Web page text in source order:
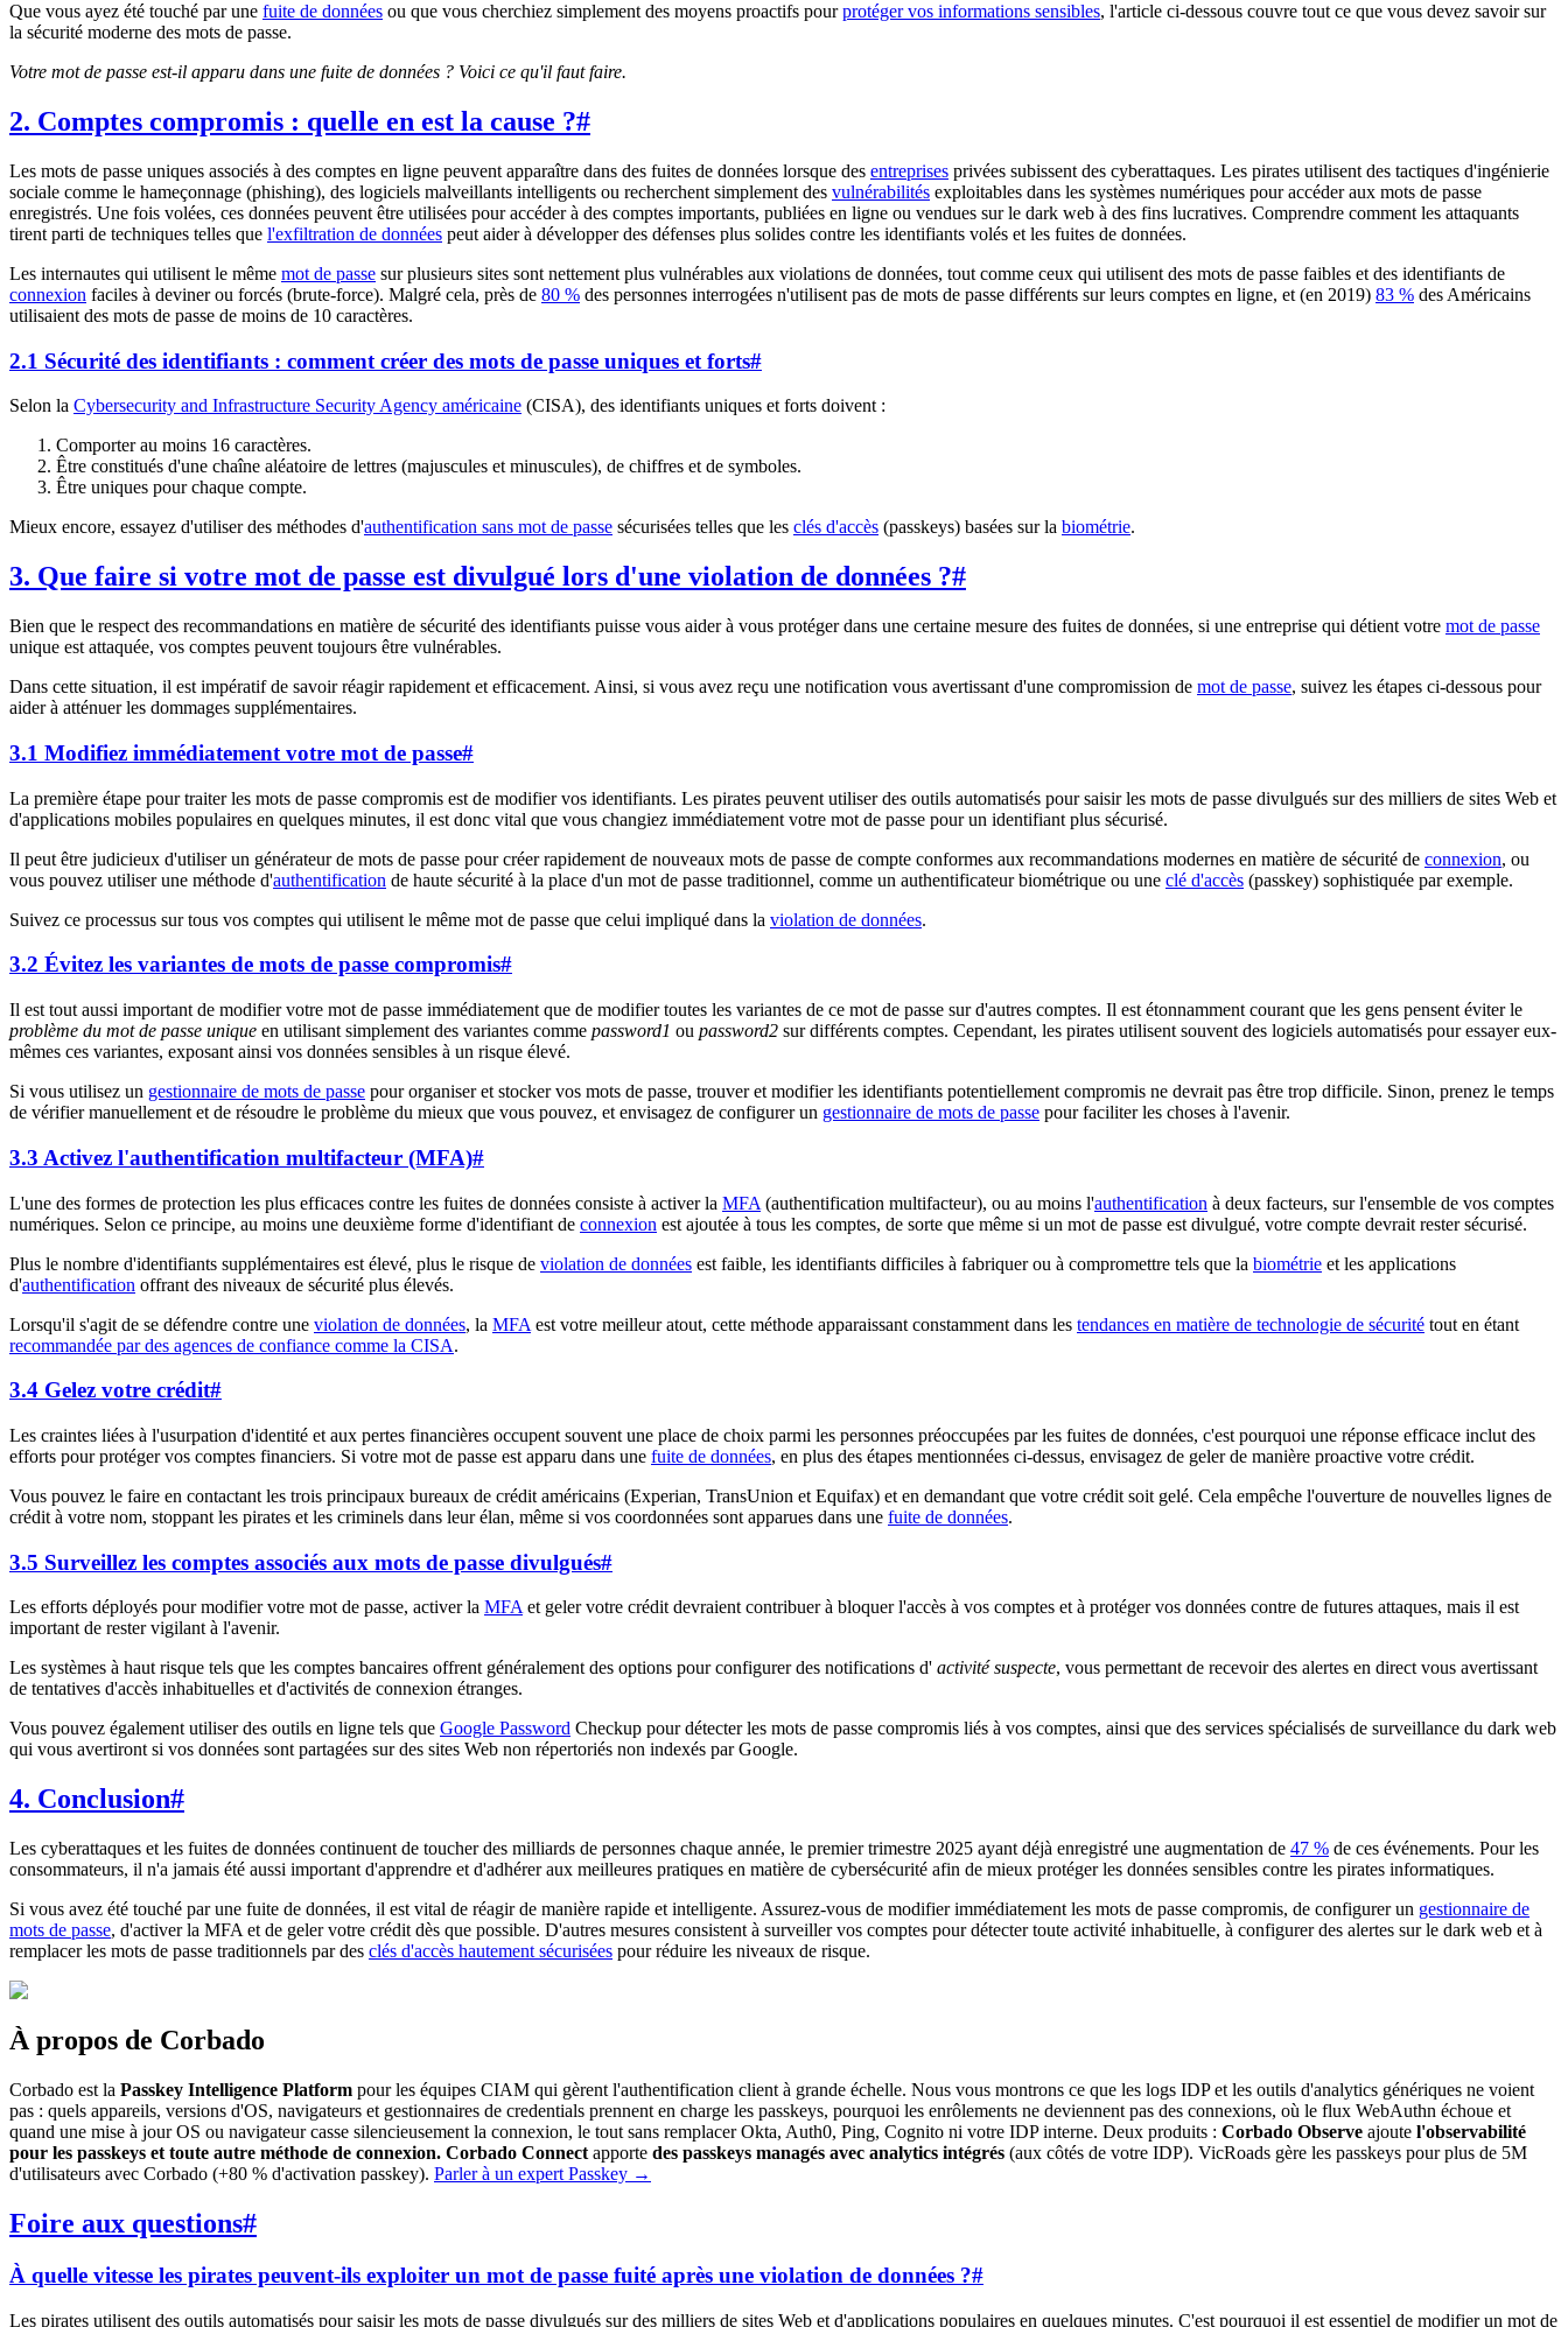
Que vous ayez été touché par une fuite de données ou que vous cherchiez simplement des moyens proactifs pourprotéger vos informations sensibles, l'article ci-dessous couvre tout ce que vous devez savoir sur
la sécurité moderne des mots de passe.
Votre mot de passe est-il apparu dans une fuite de données ? Voici ce qu'il faut faire.
2. Comptes compromis : quelle en est la cause ?#
Les mots de passe uniques associés à des comptes en ligne peuvent apparaître dans des fuites de données lorsque des entreprises privées subissent des cyberattaques. Les pirates utilisent des tactiques d'ingénierie
sociale comme le hameçonnage (phishing), des logiciels malveillants intelligents ou recherchent simplement des vulnérabilités exploitables dans les systèmes numériques pour accéder aux mots de passe
enregistrés. Une fois volées, ces données peuvent être utilisées pour accéder à des comptes importants, publiées en ligne ou vendues sur le dark web à des fins lucratives. Comprendre comment les attaquants
tirent parti de techniques telles que l'exfiltration de données peut aider à développer des défenses plus solides contre les identifiants volés et les fuites de données.
Les internautes qui utilisent le même mot de passe sur plusieurs sites sont nettement plus vulnérables aux violations de données, tout comme ceux qui utilisent des mots de passe faibles et des identifiants de
connexion faciles à deviner ou forcés (brute-force). Malgré cela, près de 80 % des personnes interrogées n'utilisent pas de mots de passe différents sur leurs comptes en ligne, et (en 2019) 83 % des Américains
utilisaient des mots de passe de moins de 10 caractères.
2.1 Sécurité des identifiants : comment créer des mots de passe uniques et forts#
Selon la Cybersecurity and Infrastructure Security Agency américaine (CISA), des identifiants uniques et forts doivent :
Comporter au moins 16 caractères.
Être constitués d'une chaîne aléatoire de lettres (majuscules et minuscules), de chiffres et de symboles.
Être uniques pour chaque compte.
Mieux encore, essayez d'utiliser des méthodes d'authentification sans mot de passe sécurisées telles que les clés d'accès (passkeys) basées sur la biométrie.
3. Que faire si votre mot de passe est divulgué lors d'une violation de données ?#
Bien que le respect des recommandations en matière de sécurité des identifiants puisse vous aider à vous protéger dans une certaine mesure des fuites de données, si une entreprise qui détient votre mot de passe
unique est attaquée, vos comptes peuvent toujours être vulnérables.
Dans cette situation, il est impératif de savoir réagir rapidement et efficacement. Ainsi, si vous avez reçu une notification vous avertissant d'une compromission de mot de passe, suivez les étapes ci-dessous pour
aider à atténuer les dommages supplémentaires.
3.1 Modifiez immédiatement votre mot de passe#
La première étape pour traiter les mots de passe compromis est de modifier vos identifiants. Les pirates peuvent utiliser des outils automatisés pour saisir les mots de passe divulgués sur des milliers de sites Web et
d'applications mobiles populaires en quelques minutes, il est donc vital que vous changiez immédiatement votre mot de passe pour un identifiant plus sécurisé.
Il peut être judicieux d'utiliser un générateur de mots de passe pour créer rapidement de nouveaux mots de passe de compte conformes aux recommandations modernes en matière de sécurité de connexion, ou
vous pouvez utiliser une méthode d'authentification de haute sécurité à la place d'un mot de passe traditionnel, comme un authentificateur biométrique ou une clé d'accès (passkey) sophistiquée par exemple.
Suivez ce processus sur tous vos comptes qui utilisent le même mot de passe que celui impliqué dans la violation de données.
3.2 Évitez les variantes de mots de passe compromis#
Il est tout aussi important de modifier votre mot de passe immédiatement que de modifier toutes les variantes de ce mot de passe sur d'autres comptes. Il est étonnamment courant que les gens pensent éviter le
problème du mot de passe unique en utilisant simplement des variantes comme password1 ou password2 sur différents comptes. Cependant, les pirates utilisent souvent des logiciels automatisés pour essayer eux-
mêmes ces variantes, exposant ainsi vos données sensibles à un risque élevé.
Si vous utilisez un gestionnaire de mots de passe pour organiser et stocker vos mots de passe, trouver et modifier les identifiants potentiellement compromis ne devrait pas être trop difficile. Sinon, prenez le temps
de vérifier manuellement et de résoudre le problème du mieux que vous pouvez, et envisagez de configurer un gestionnaire de mots de passe pour faciliter les choses à l'avenir.
3.3 Activez l'authentification multifacteur (MFA)#
L'une des formes de protection les plus efficaces contre les fuites de données consiste à activer la MFA (authentification multifacteur), ou au moins l'authentification à deux facteurs, sur l'ensemble de vos comptes
numériques. Selon ce principe, au moins une deuxième forme d'identifiant de connexion est ajoutée à tous les comptes, de sorte que même si un mot de passe est divulgué, votre compte devrait rester sécurisé.
Plus le nombre d'identifiants supplémentaires est élevé, plus le risque de violation de données est faible, les identifiants difficiles à fabriquer ou à compromettre tels que la biométrie et les applications
d'authentification offrant des niveaux de sécurité plus élevés.
Lorsqu'il s'agit de se défendre contre une violation de données, la MFA est votre meilleur atout, cette méthode apparaissant constamment dans les tendances en matière de technologie de sécurité tout en étant
recommandée par des agences de confiance comme la CISA.
3.4 Gelez votre crédit#
Les craintes liées à l'usurpation d'identité et aux pertes financières occupent souvent une place de choix parmi les personnes préoccupées par les fuites de données, c'est pourquoi une réponse efficace inclut des
efforts pour protéger vos comptes financiers. Si votre mot de passe est apparu dans une fuite de données, en plus des étapes mentionnées ci-dessus, envisagez de geler de manière proactive votre crédit.
Vous pouvez le faire en contactant les trois principaux bureaux de crédit américains (Experian, TransUnion et Equifax) et en demandant que votre crédit soit gelé. Cela empêche l'ouverture de nouvelles lignes de
crédit à votre nom, stoppant les pirates et les criminels dans leur élan, même si vos coordonnées sont apparues dans une fuite de données.
3.5 Surveillez les comptes associés aux mots de passe divulgués#
Les efforts déployés pour modifier votre mot de passe, activer la MFA et geler votre crédit devraient contribuer à bloquer l'accès à vos comptes et à protéger vos données contre de futures attaques, mais il est
important de rester vigilant à l'avenir.
Les systèmes à haut risque tels que les comptes bancaires offrent généralement des options pour configurer des notifications d' activité suspecte, vous permettant de recevoir des alertes en direct vous avertissant
de tentatives d'accès inhabituelles et d'activités de connexion étranges.
Vous pouvez également utiliser des outils en ligne tels que Google Password Checkup pour détecter les mots de passe compromis liés à vos comptes, ainsi que des services spécialisés de surveillance du dark web
qui vous avertiront si vos données sont partagées sur des sites Web non répertoriés non indexés par Google.
4. Conclusion#
Les cyberattaques et les fuites de données continuent de toucher des milliards de personnes chaque année, le premier trimestre 2025 ayant déjà enregistré une augmentation de 47 % de ces événements. Pour les
consommateurs, il n'a jamais été aussi important d'apprendre et d'adhérer aux meilleures pratiques en matière de cybersécurité afin de mieux protéger les données sensibles contre les pirates informatiques.
Si vous avez été touché par une fuite de données, il est vital de réagir de manière rapide et intelligente. Assurez-vous de modifier immédiatement les mots de passe compromis, de configurer un gestionnaire de
mots de passe, d'activer la MFA et de geler votre crédit dès que possible. D'autres mesures consistent à surveiller vos comptes pour détecter toute activité inhabituelle, à configurer des alertes sur le dark web et à
remplacer les mots de passe traditionnels par des clés d'accès hautement sécurisées pour réduire les niveaux de risque.
À propos de Corbado
Corbado est la Passkey Intelligence Platform pour les équipes CIAM qui gèrent l'authentification client à grande échelle. Nous vous montrons ce que les logs IDP et les outils d'analytics génériques ne voient
pas : quels appareils, versions d'OS, navigateurs et gestionnaires de credentials prennent en charge les passkeys, pourquoi les enrôlements ne deviennent pas des connexions, où le flux WebAuthn échoue et
quand une mise à jour OS ou navigateur casse silencieusement la connexion, le tout sans remplacer Okta, Auth0, Ping, Cognito ni votre IDP interne. Deux produits : Corbado Observe ajoute l'observabilité
pour les passkeys et toute autre méthode de connexion. Corbado Connect apporte des passkeys managés avec analytics intégrés (aux côtés de votre IDP). VicRoads gère les passkeys pour plus de 5M
d'utilisateurs avec Corbado (+80 % d'activation passkey). Parler à un expert Passkey →
Foire aux questions#
À quelle vitesse les pirates peuvent-ils exploiter un mot de passe fuité après une violation de données ?#
Les pirates utilisent des outils automatisés pour saisir les mots de passe divulgués sur des milliers de sites Web et d'applications populaires en quelques minutes. C'est pourquoi il est essentiel de modifier un mot de